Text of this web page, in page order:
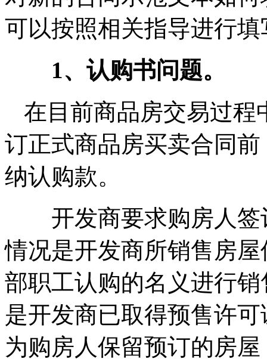
可以按照相关指导进行
1、认购书问题。
在目前商品房交易过程
订正式商品房买卖合同
纳认购款。
开发商要求购房人签
情况是开发商所销售房
部职工认购的名义进行
是开发商已取得预售许
为购房人保留预订的房